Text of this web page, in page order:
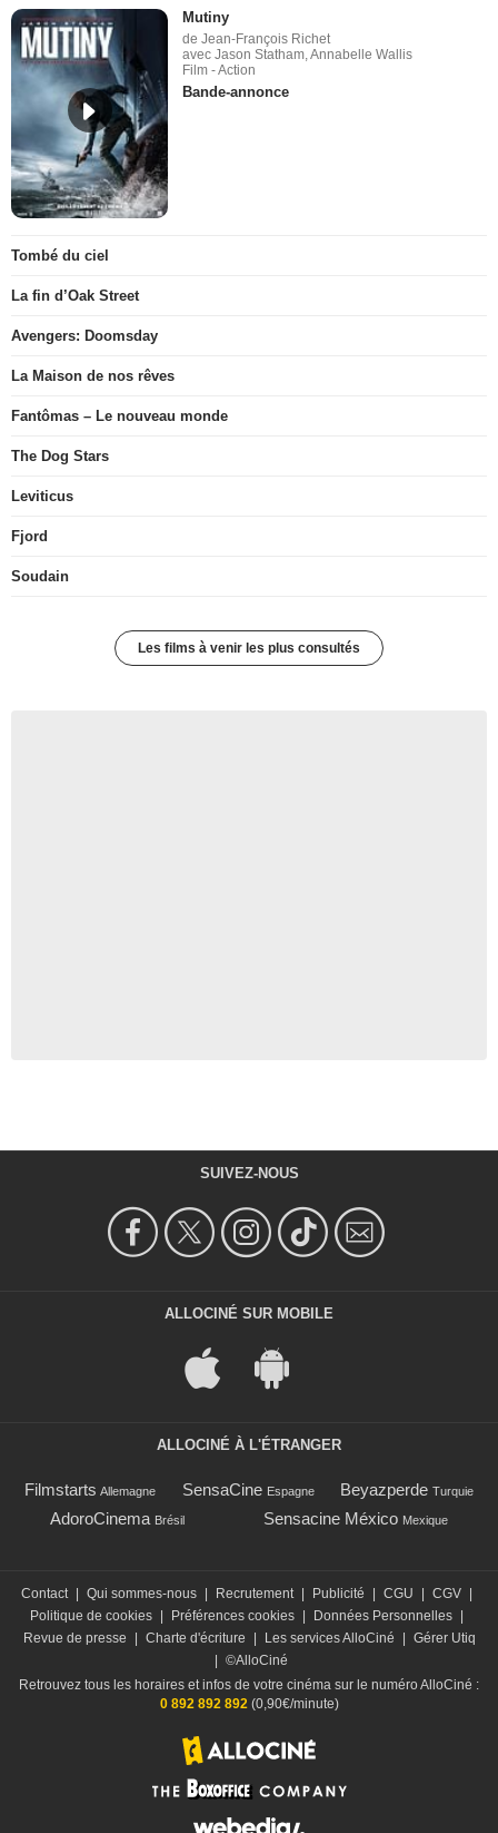
Mutiny
de Jean-François Richet
avec Jason Statham, Annabelle Wallis
Film - Action
Bande-annonce
Tombé du ciel
La fin d’Oak Street
Avengers: Doomsday
La Maison de nos rêves
Fantômas – Le nouveau monde
The Dog Stars
Leviticus
Fjord
Soudain
Les films à venir les plus consultés
SUIVEZ-NOUS
ALLOCINÉ SUR MOBILE
ALLOCINÉ À L'ÉTRANGER
Filmstarts Allemagne SensaCine Espagne Beyazperde Turquie
AdoroCinema Brésil Sensacine México Mexique
Contact Qui sommes-nous Recrutement Publicité CGU CGV
Politique de cookies
Préférences cookies Données Personnelles
Revue de presse
Charte d'écriture Les services AlloCiné
Gérer Utiq
©AlloCiné
Retrouvez tous les horaires et infos de votre cinéma sur le numéro AlloCiné :
0 892 892 892(0,90€/minute)